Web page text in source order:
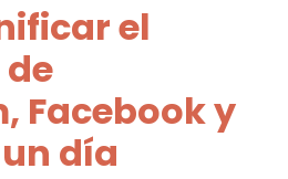
el
Facebook y
día